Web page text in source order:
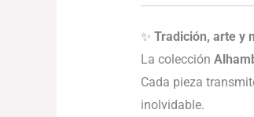
✨ Tradición, arte y
La colección
Cada pieza
inolvidable.